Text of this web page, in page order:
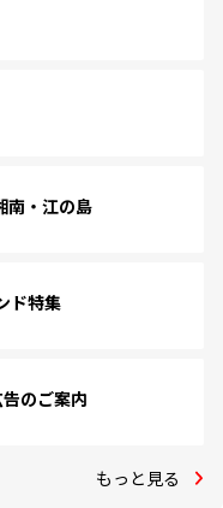
南・江の島
ド特集
告のご案内
もっと見る